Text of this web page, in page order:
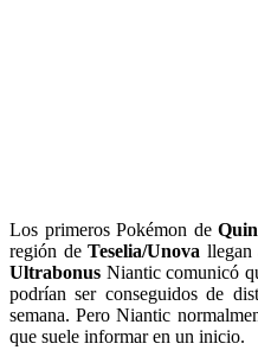
Los primeros Pokémon de
región de Teselia/Unova llegan
Ultrabonus Niantic comunicó
podrían ser conseguidos de
semana. Pero Niantic
que suele informar en un inicio.